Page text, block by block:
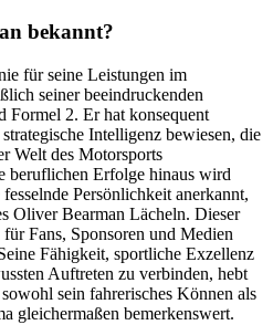
bekannt?
für seine Leistungen im
seiner beeindruckenden
Formel 2. Er hat konsequent
Intelligenz bewiesen, die
Welt des Motorsports
beruflichen Erfolge hinaus wird
Persönlichkeit anerkannt,
Oliver Bearman Lächeln. Dieser
Fans, Sponsoren und Medien
Fähigkeit, sportliche Exzellenz
Auftreten zu verbinden, hebt
sein fahrerisches Können als
gleichermaßen bemerkenswert.